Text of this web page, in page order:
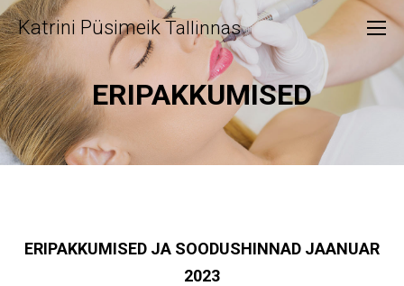
Katrini Püsimeik Tallinnas
ERIPAKKUMISED
ERIPAKKUMISED JA SOODUSHINNAD JAANUAR
2023